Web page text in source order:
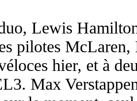
Lewis
pilotes
hier, et à
Max